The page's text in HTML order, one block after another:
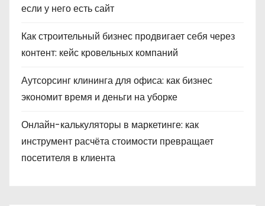
если у него есть сайт
Как строительный бизнес продвигает себя через
контент: кейс кровельных компаний
Аутсорсинг клининга для офиса: как бизнес
экономит время и деньги на уборке
Онлайн-калькуляторы в маркетинге: как
инструмент расчёта стоимости превращает
посетителя в клиента